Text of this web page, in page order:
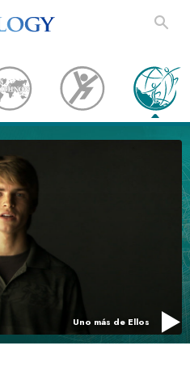
Uno más de Ellos